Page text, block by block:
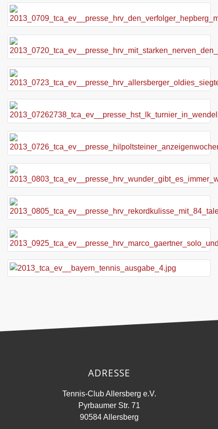
ADRESSE
Tennis-Club Allersberg e.V.
Pyrbaumer Str. 71
90584 Allersberg